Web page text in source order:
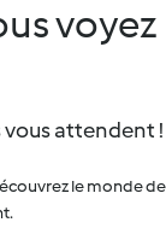
voyez
vous attendent !
le monde de